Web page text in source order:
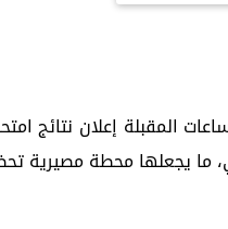
ما يجعلها محطة مصيرية